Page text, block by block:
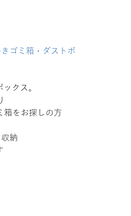
ゴミ箱・ダストボ
クス。
箱をお探しの方
納